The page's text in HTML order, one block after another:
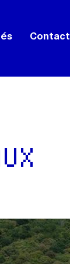
Contact